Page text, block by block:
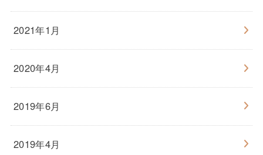
2021年1月
2020年4月
2019年6月
2019年4月